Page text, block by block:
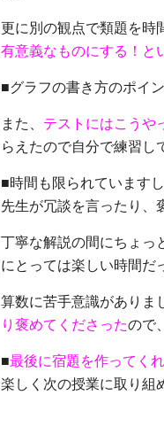
更に別の観点で類題を時
有意義なものにする！と
■グラフの書き方のポイ
また、 テストにはこうや
らえたので自分で練習し
■時間も限られています
先生が冗談を言ったり、
丁寧な解説の間にちょっ
にとっては楽しい時間だ
算数に苦手意識がありま
り褒めてくださったので
■最後に宿題を作ってく
楽しく次の授業に取り組